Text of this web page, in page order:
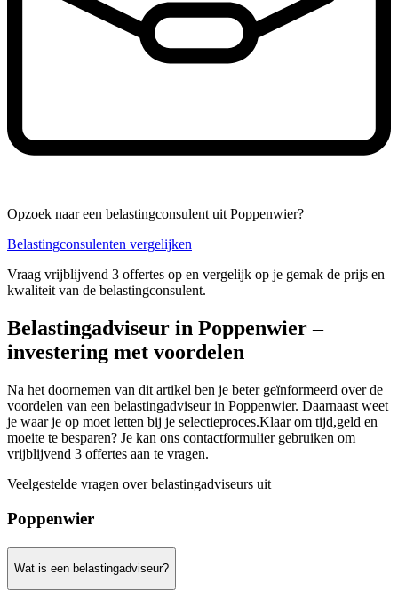
Opzoek naar een belastingconsulent uit Poppenwier?
Belastingconsulenten vergelijken
Vraag vrijblijvend 3 offertes op en vergelijk op je gemak de prijs en
kwaliteit van de belastingconsulent.
Belastingadviseur in Poppenwier –
investering met voordelen
Na het doornemen van dit artikel ben je beter geïnformeerd over de
voordelen van een belastingadviseur in Poppenwier. Daarnaast weet
je waar je op moet letten bij je selectieproces.Klaar om tijd,geld en
moeite te besparen? Je kan ons contactformulier gebruiken om
vrijblijvend 3 offertes aan te vragen.
Veelgestelde vragen over belastingadviseurs uit
Poppenwier
Wat is een belastingadviseur?